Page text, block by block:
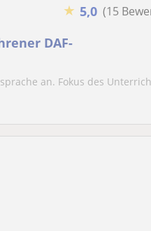
★ 5,0 (15
DAF-
an. Fokus des